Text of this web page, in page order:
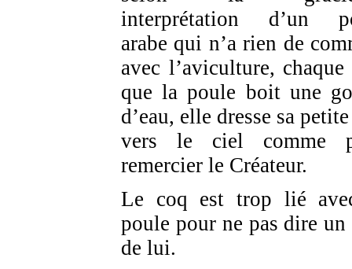
interprétation d’un
arabe qui n’a rien de
avec l’aviculture,
que la poule boit une
d’eau, elle dresse sa
vers le ciel comme
remercier le Créateur.
Le coq est trop lié
poule pour ne pas dire un
de lui.